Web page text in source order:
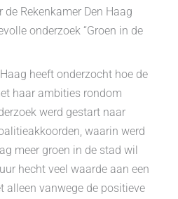
Rekenkamer Den Haag
onderzoek “Groen in de
heeft onderzocht hoe de
haar ambities rondom
werd gestart naar
waarin werd
meer groen in de stad wil
hecht veel waarde aan een
alleen vanwege de positieve